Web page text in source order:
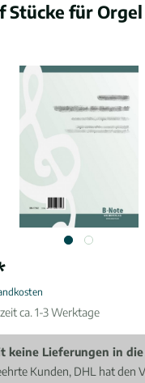
für Orgel
ca. 1-3 Werktage
keine Lieferungen in die
Kunden, DHL hat den